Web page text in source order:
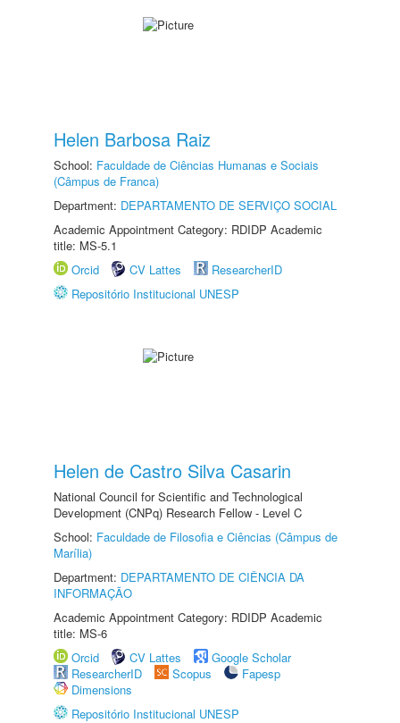
Helen Barbosa Raiz
School: Faculdade de Ciências Humanas e Sociais
(Câmpus de Franca)
Department: DEPARTAMENTO DE SERVIÇO SOCIAL
Academic Appointment Category: RDIDP Academic
title: MS-5.1
Orcid
CV Lattes
ResearcherID
Repositório Institucional UNESP
Helen de Castro Silva Casarin
National Council for Scientific and Technological
Development (CNPq) Research Fellow - Level C
School: Faculdade de Filosofia e Ciências (Câmpus de
Marília)
Department: DEPARTAMENTO DE CIÊNCIA DA
INFORMAÇÃO
Academic Appointment Category: RDIDP Academic
title: MS-6
Orcid
CV Lattes
Google Scholar
ResearcherID
Scopus
Fapesp
Dimensions
Repositório Institucional UNESP